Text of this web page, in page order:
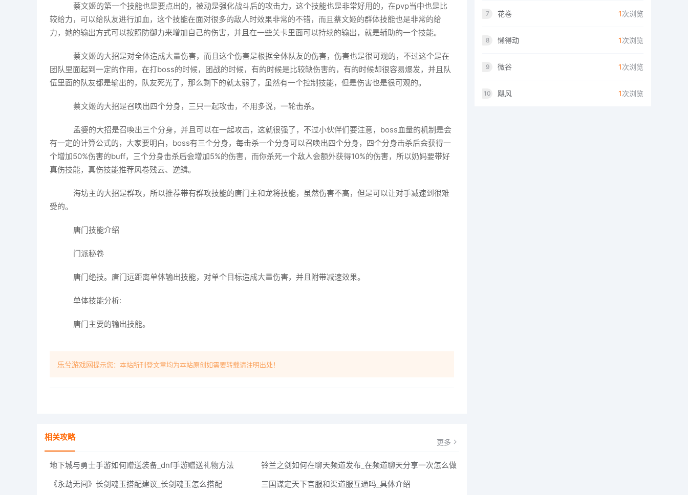
蔡文姬的第一个技能也是要点出的，被动是强化战斗后的攻击力，这个技能也是非常好用的，在pvp当中也是比
较给力，可以给队友进行加血，这个技能在面对很多的敌人时效果非常的不错，而且蔡文姬的群体技能也是非常的给
力，她的输出方式可以按照防御力来增加自己的伤害，并且在一些关卡里面可以持续的输出，就是辅助的一个技能。
蔡文姬的大招是对全体造成大量伤害，而且这个伤害是根据全体队友的伤害，伤害也是很可观的，不过这个是在
团队里面起到一定的作用，在打boss的时候，团战的时候，有的时候是比较缺伤害的，有的时候却很容易爆发，并且队
伍里面的队友都是输出的，队友死光了，那么剩下的就太弱了，虽然有一个控制技能，但是伤害也是很可观的。
蔡文姬的大招是召唤出四个分身，三只一起攻击，不用多说，一轮击杀。
孟婆的大招是召唤出三个分身，并且可以在一起攻击，这就很强了，不过小伙伴们要注意，boss血量的机制是会
有一定的计算公式的，大家要明白，boss有三个分身，每击杀一个分身可以召唤出四个分身，四个分身击杀后会获得一
个增加50%伤害的buff，三个分身击杀后会增加5%的伤害，而你杀死一个敌人会额外获得10%的伤害，所以奶妈要带好
真伤技能，真伤技能推荐风卷残云、逆鳞。
海坊主的大招是群攻，所以推荐带有群攻技能的唐门主和龙将技能，虽然伤害不高，但是可以让对手减速到很难
受的。
唐门技能介绍
门派秘卷
唐门绝技。唐门远距离单体输出技能，对单个目标造成大量伤害，并且附带减速效果。
单体技能分析:
唐门主要的输出技能。
乐兮游戏网提示您：本站所刊登文章均为本站原创如需要转载请注明出处！
相关攻略 更多
地下城与勇士手游如何赠送装备_dnf手游赠送礼物方法
铃兰之剑如何在聊天频道发布_在频道聊天分享一次怎么做
《永劫无间》长剑魂玉搭配建议_长剑魂玉怎么搭配
三国谋定天下官服和渠道服互通吗_具体介绍
7 花卷 1次浏览
8 懒得动 1次浏览
9 微谷 1次浏览
10 飓风 1次浏览